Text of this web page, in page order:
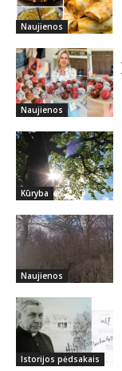
Naujienos
Naujienos
Kūryba
Naujienos
Istorijos pėdsakais